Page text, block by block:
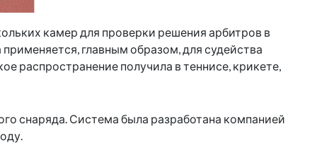
камер для проверки решения арбитров в
главным образом, для судейства
распространение получила в теннисе, крикете,
снаряда. Система была разработана компанией